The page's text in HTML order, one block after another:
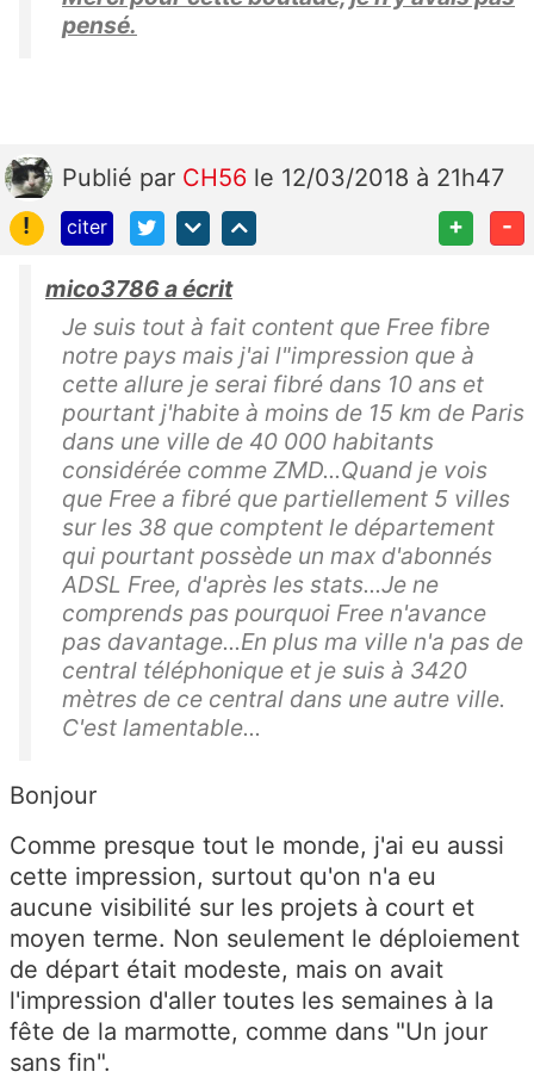
pensé.
Publié par CH56 le 12/03/2018 à 21h47
!
citer + -
mico3786 a écrit
Je suis tout à fait content que Free fibre
notre pays mais j'ai l"impression que à
cette allure je serai fibré dans 10 ans et
pourtant j'habite à moins de 15 km de Paris
dans une ville de 40 000 habitants
considérée comme ZMD...Quand je vois
que Free a fibré que partiellement 5 villes
sur les 38 que comptent le département
qui pourtant possède un max d'abonnés
ADSL Free, d'après les stats...Je ne
comprends pas pourquoi Free n'avance
pas davantage...En plus ma ville n'a pas de
central téléphonique et je suis à 3420
mètres de ce central dans une autre ville.
C'est lamentable...
Bonjour
Comme presque tout le monde, j'ai eu aussi
cette impression, surtout qu'on n'a eu
aucune visibilité sur les projets à court et
moyen terme. Non seulement le déploiement
de départ était modeste, mais on avait
l'impression d'aller toutes les semaines à la
fête de la marmotte, comme dans "Un jour
sans fin".